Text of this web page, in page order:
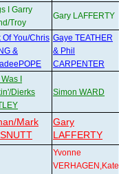
I Garry
Troy
Gary LAFFERTY
Of You/Chris
&
Gaye TEATHER
& Phil
CARPENTER
I
Dierks
Simon WARD
Mark
Gary
LAFFERTY
Yvonne
VERHAGEN,Kate